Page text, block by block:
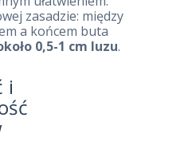
zasadzie: między
a końcem buta
0,5-1 cm luzu.
i